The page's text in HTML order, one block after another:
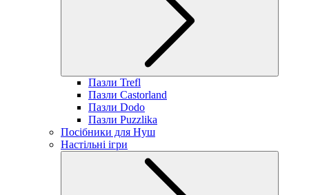
Пазли Trefl
Пазли Castorland
Пазли Dodo
Пазли Puzzlika
Посібники для Нуш
Настільні ігри